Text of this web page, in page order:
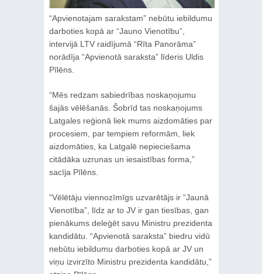
“Apvienotajam sarakstam” nebūtu iebildumu
darboties kopā ar “Jauno Vienotību”,
intervijā LTV raidījumā “Rīta Panorāma”
norādīja “Apvienotā saraksta” līderis Uldis
Pīlēns.
“Mēs redzam sabiedrības noskaņojumu
šajās vēlēšanās. Šobrīd tas noskaņojums
Latgales reģionā liek mums aizdomāties par
procesiem, par tempiem reformām, liek
aizdomāties, ka Latgalē nepieciešama
citādāka uzrunas un iesaistības forma,”
sacīja Pīlēns.
“Vēlētāju viennozīmīgs uzvarētājs ir “Jaunā
Vienotība”, līdz ar to JV ir gan tiesības, gan
pienākums deleģēt savu Ministru prezidenta
kandidātu. “Apvienotā saraksta” biedru vidū
nebūtu iebildumu darboties kopā ar JV un
viņu izvirzīto Ministru prezidenta kandidātu,”